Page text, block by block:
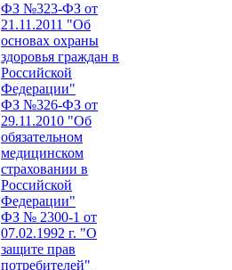
ФЗ №323-ФЗ от
21.11.2011 "Об
основах охраны
здоровья граждан в
Российской
Федерации"
ФЗ №326-ФЗ от
29.11.2010 "Об
обязательном
медицинском
страховании в
Российской
Федерации"
ФЗ № 2300-1 от
07.02.1992 г. "О
защите прав
потребителей"